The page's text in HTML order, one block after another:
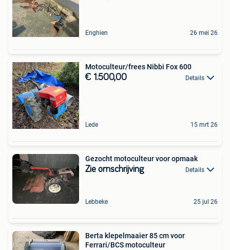
Enghien 26 mei 26
Motoculteur/frees Nibbi Fox 600
€ 1.500,00 Details
Lede 15 mrt 26
Gezocht motoculteur voor opmaak
Zie omschrijving Details
Lebbeke 25 jul 26
Berta klepelmaaier 85 cm voor
Ferrari/BCS motoculteur